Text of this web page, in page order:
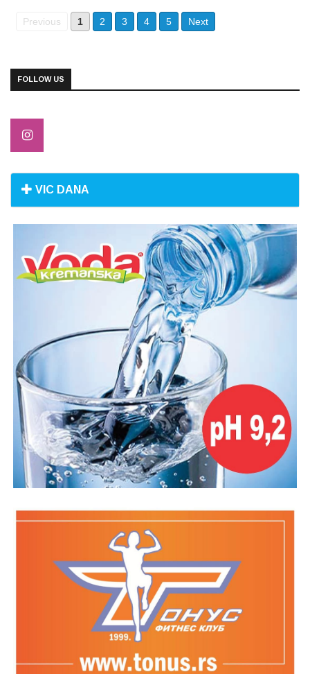
Previous 1 2 3 4 5 Next
FOLLOW US
VIC DANA